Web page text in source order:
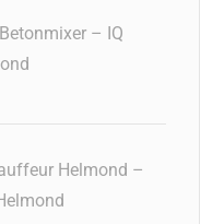
– IQ
Helmond –